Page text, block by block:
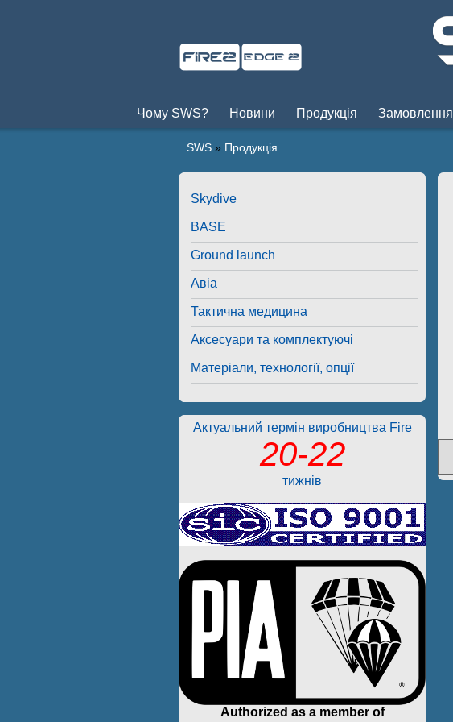
Чому SWS? Новини Продукція Замовлення
SWS » Продукція
Skydive
BASE
Ground launch
Авіа
Тактична медицина
Аксесуари та комплектуючі
Матеріали, технології, опції
Актуальний термін виробництва Fire
20-22
тижнів
Authorized as a member of